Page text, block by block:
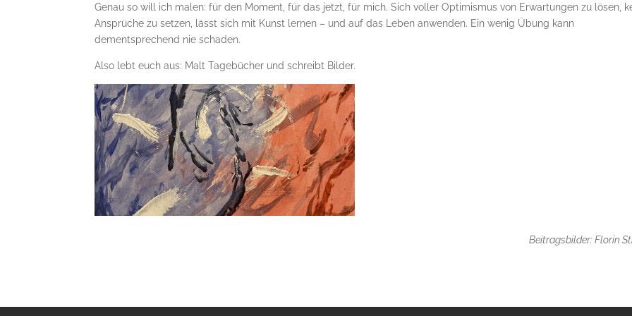
Genau so will ich malen: für den Moment, für das jetzt, für mich. Sich voller Optimismus von Erwartungen zu lösen,
Ansprüche zu setzen, lässt sich mit Kunst lernen – und auf das Leben anwenden. Ein wenig Übung kann
dementsprechend nie schaden.
Also lebt euch aus: Malt Tagebücher und schreibt Bilder.
Beitragsbilder: Florin